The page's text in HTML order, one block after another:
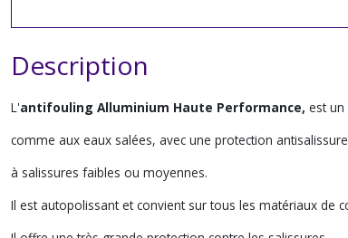
Description
L'antifouling Alluminium Haute Performance, est
comme aux eaux salées, avec une protection
à salissures faibles ou moyennes.
Il est autopolissant et convient sur tous les matériaux de